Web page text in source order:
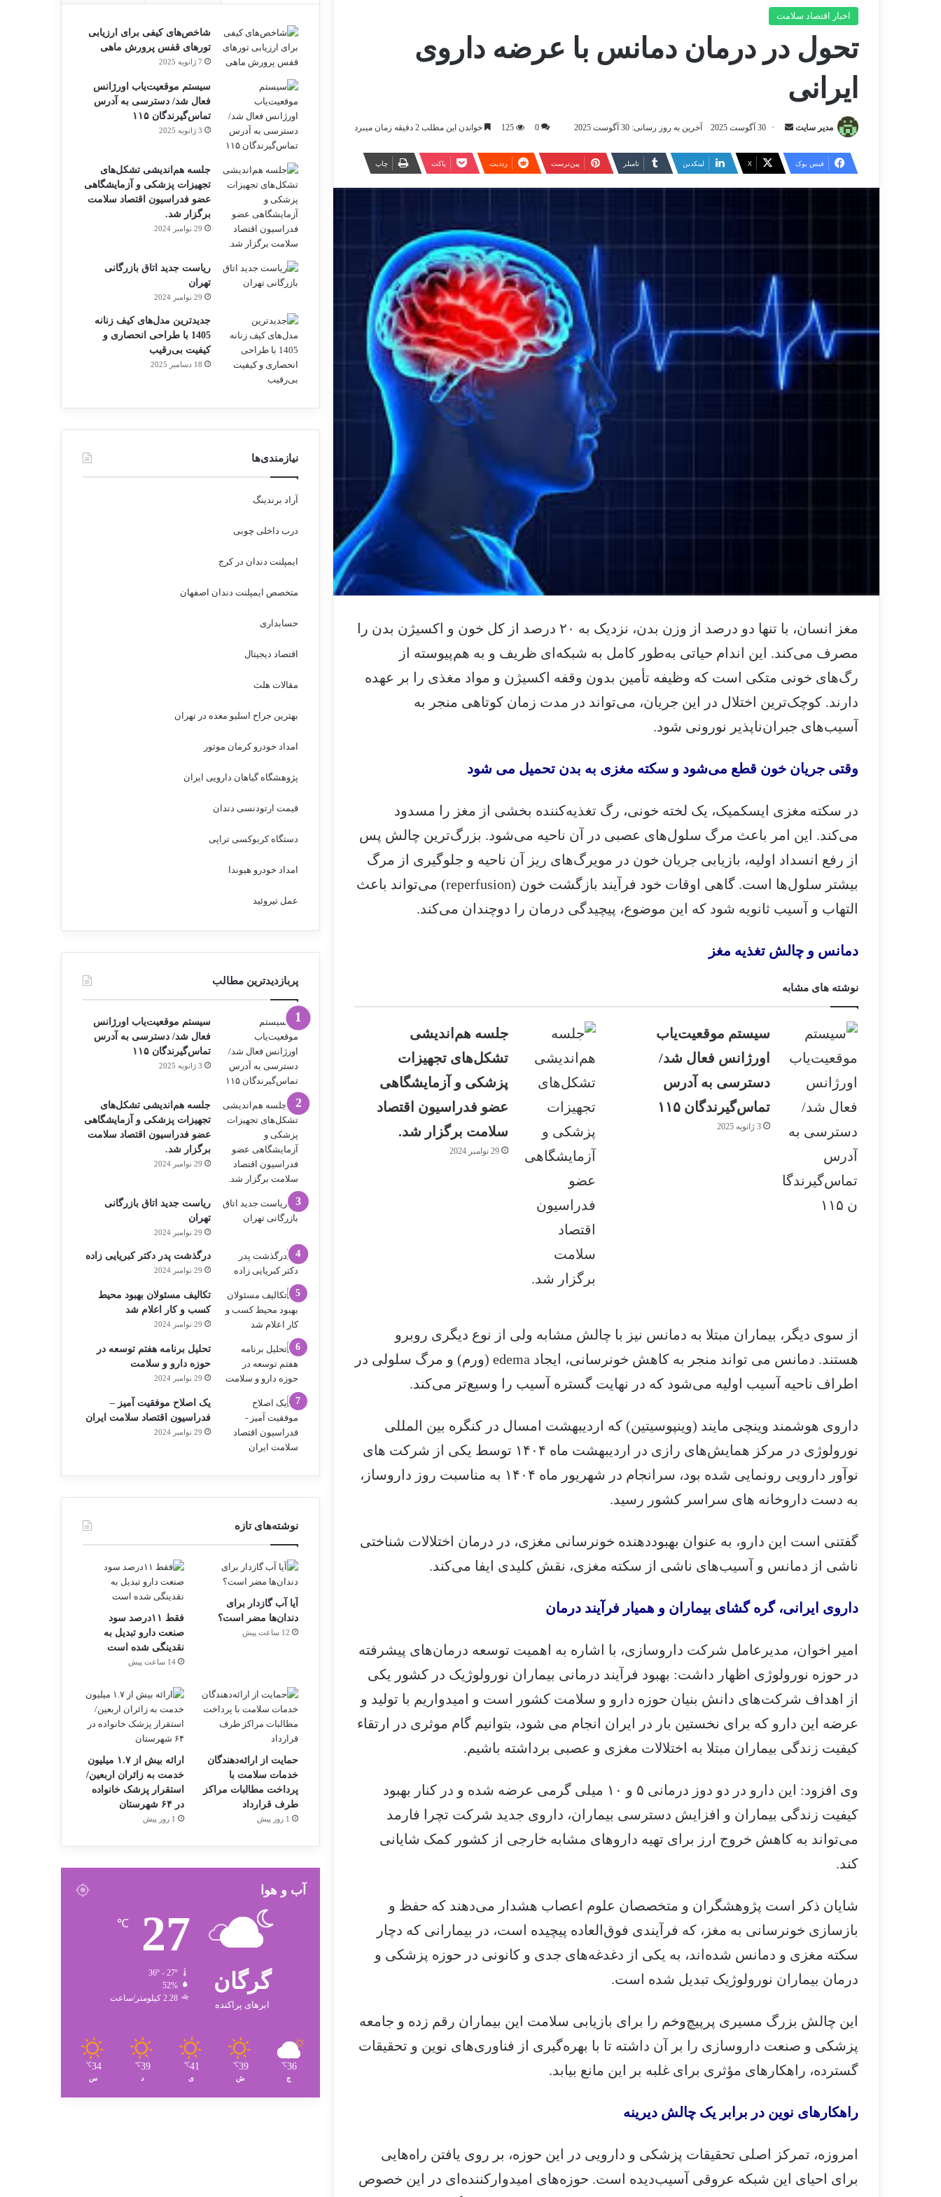
اخبار اقتصاد سلامت
تحول در درمان دمانس با عرضه داروی
ایرانی
مدیر سایت
س
ل
30 آگوست 2025 آخرین به روز رسانی: 30 آگوست 2025 0
125 خواندن این مطلب 2 دقیقه زمان میبرد
فیس بوک X لینکدین ‫تامبلر ‫پین‌ترست ‫رددیت پاکت چاپ
مغز انسان، با تنها دو درصد از وزن بدن، نزدیک به ۲۰ درصد از کل خون و اکسیژن بدن را
مصرف می‌کند. این اندام حیاتی به‌طور کامل به شبکه‌ای ظریف و به هم‌پیوسته از
رگ‌های خونی متکی است که وظیفه تأمین بدون وقفه اکسیژن و مواد مغذی را بر عهده
دارند. کوچک‌ترین اختلال در این جریان، می‌تواند در مدت زمان کوتاهی منجر به
آسیب‌های جبران‌ناپذیر نورونی شود.
وقتی جریان خون قطع می‌شود و سکته مغزی به بدن تحمیل می شود
در سکته مغزی ایسکمیک، یک لخته خونی، رگ تغذیه‌کننده بخشی از مغز را مسدود
می‌کند. این امر باعث مرگ سلول‌های عصبی در آن ناحیه می‌شود. بزرگ‌ترین چالش پس
از رفع انسداد اولیه، بازیابی جریان خون در مویرگ‌های ریز آن ناحیه و جلوگیری از مرگ
بیشتر سلول‌ها است. گاهی اوقات خود فرآیند بازگشت خون (reperfusion) می‌تواند باعث
التهاب و آسیب ثانویه شود که این موضوع، پیچیدگی درمان را دوچندان می‌کند.
دمانس و چالش تغذیه مغز
نوشته های مشابه
سیستم موقعیت‌یاب
اورژانس فعال شد/
دسترسی به آدرس
تماس‌گیرندگان ۱۱۵
3 ژانویه 2025
جلسه هم‌اندیشی
تشکل‌های تجهیزات
پزشکی و آزمایشگاهی
عضو فدراسیون اقتصاد
سلامت برگزار شد.
29 نوامبر 2024
از سوی دیگر، بیماران مبتلا به دمانس نیز با چالش مشابه ولی از نوع دیگری روبرو
هستند. دمانس می تواند منجر به کاهش خونرسانی، ایجاد edema (ورم) و مرگ سلولی در
اطراف ناحیه آسیب اولیه می‌شود که در نهایت گستره آسیب را وسیع‌تر می‌کند.
داروی هوشمند وینچی مایند (وینپوسیتین) که اردیبهشت امسال در کنگره بین المللی
نورولوژی در مرکز همایش‌های رازی در اردیبهشت‌ ماه ۱۴۰۴ توسط یکی از شرکت های
نوآور دارویی رونمایی شده بود، سرانجام در شهریور ماه ۱۴۰۴ به مناسبت روز داروساز،
به دست داروخانه های سراسر کشور رسید.
گفتنی است این دارو، به عنوان بهبوددهنده خونرسانی مغزی، در درمان اختلالات شناختی
ناشی از دمانس و آسیب‌های ناشی از سکته مغزی، نقش کلیدی ایفا می‌کند.
داروی ایرانی، گره گشای بیماران و همیار فرآیند درمان
امیر اخوان، مدیرعامل شرکت داروسازی، با اشاره به اهمیت توسعه درمان‌های پیشرفته
در حوزه نورولوژی اظهار داشت: بهبود فرآیند درمانی بیماران نورولوژیک در کشور یکی
از اهداف شرکت‌های دانش بنیان حوزه دارو و سلامت کشور است و امیدواریم با تولید و
عرضه این دارو که برای نخستین بار در ایران انجام می شود، بتوانیم گام موثری در ارتقاء
کیفیت زندگی بیماران مبتلا به اختلالات مغزی و عصبی برداشته باشیم.
وی افزود: این دارو در دو دوز درمانی ۵ و ۱۰ میلی گرمی عرضه شده و در کنار بهبود
کیفیت زندگی بیماران و افزایش دسترسی بیماران، داروی جدید شرکت تچرا فارمد
می‌تواند به کاهش خروج ارز برای تهیه داروهای مشابه خارجی از کشور کمک شایانی
کند.
شایان ذکر است پژوهشگران و متخصصان علوم اعصاب هشدار می‌دهند که حفظ و
بازسازی خونرسانی به مغز، که فرآیندی فوق‌العاده پیچیده است، در بیمارانی که دچار
سکته مغزی و دمانس شده‌اند، به یکی از دغدغه‌های جدی و کانونی در حوزه پزشکی و
درمان بیماران نورولوژیک تبدیل شده است.
این چالش بزرگ مسیری پرپیچ‌وخم را برای بازیابی سلامت این بیماران رقم زده و جامعه
پزشکی و صنعت داروسازی را بر آن داشته تا با بهره‌گیری از فناوری‌های نوین و تحقیقات
گسترده، راهکارهای مؤثری برای غلبه بر این مانع بیابد.
راهکارهای نوین در برابر یک چالش دیرینه
امروزه، تمرکز اصلی تحقیقات پزشکی و دارویی در این حوزه، بر روی یافتن راه‌هایی
برای احیای این شبکه عروقی آسیب‌دیده است. حوزه‌های امیدوارکننده‌ای در این خصوص
شاخص‌های کیفی برای ارزیابی
تورهای قفس پرورش ماهی
7 ژانویه 2025
سیستم موقعیت‌یاب اورژانس
فعال شد/ دسترسی به آدرس
تماس‌گیرندگان ۱۱۵
3 ژانویه 2025
جلسه هم‌اندیشی تشکل‌های
تجهیزات پزشکی و آزمایشگاهی
عضو فدراسیون اقتصاد سلامت
برگزار شد.
29 نوامبر 2024
ریاست جدید اتاق بازرگانی
تهران
29 نوامبر 2024
جدیدترین مدل‌های کیف زنانه
1405 با طراحی انحصاری و
کیفیت بی‌رقیب
18 دسامبر 2025
نیازمندی‌ها
آراد برندینگ
درب داخلی چوبی
ایمپلنت دندان در کرج
متخصص ایمپلنت دندان اصفهان
حسابداری
اقتصاد دیجیتال
مقالات هلث
بهترین جراح اسلیو معده در تهران
امداد خودرو کرمان موتور
پژوهشگاه گیاهان دارویی ایران
قیمت ارتودنسی دندان
دستگاه کربوکسی تراپی
امداد خودرو هیوندا
عمل تیروئید
پربازدیدترین مطالب
سیستم موقعیت‌یاب اورژانس
فعال شد/ دسترسی به آدرس
تماس‌گیرندگان ۱۱۵
3 ژانویه 2025
جلسه هم‌اندیشی تشکل‌های
تجهیزات پزشکی و آزمایشگاهی
عضو فدراسیون اقتصاد سلامت
برگزار شد.
29 نوامبر 2024
ریاست جدید اتاق بازرگانی
تهران
29 نوامبر 2024
درگذشت پدر دکتر کبریایی زاده
29 نوامبر 2024
تکالیف مسئولان بهبود محیط
کسب و کار اعلام شد
29 نوامبر 2024
تحلیل برنامه هفتم توسعه در
حوزه دارو و سلامت
29 نوامبر 2024
یک اصلاح موفقیت آمیز –
فدراسیون اقتصاد سلامت ایران
29 نوامبر 2024
نوشته‌های تازه
آیا آب گازدار برای
دندان‌ها مضر است؟
12 ساعت پیش
فقط ۱۱‌درصد سود
صنعت دارو تبدیل به
نقدینگی شده است
14 ساعت پیش
حمایت از ارائه‌دهندگان
خدمات سلامت با
پرداخت مطالبات مراکز
طرف قرارداد
1 روز پیش
ارائه بیش از ۱.۷ میلیون
خدمت به زائران اربعین/
استقرار پزشک خانواده
در ۶۴ شهرستان
1 روز پیش
آب و هوا
گرگان
ابرهای پراکنده
27
℃
36º - 27º
52%
2.28 کیلومتر/ساعت
36
℃
ج
39
℃
ش
41
℃
ی
39
℃
د
34
℃
س